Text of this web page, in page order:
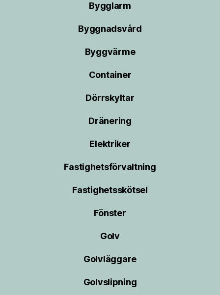
Bygglarm
Byggnadsvård
Byggvärme
Container
Dörrskyltar
Dränering
Elektriker
Fastighetsförvaltning
Fastighetsskötsel
Fönster
Golv
Golvläggare
Golvslipning